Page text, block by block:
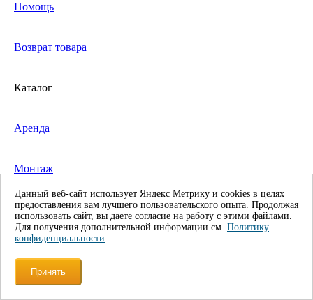
Помощь
Возврат товара
Каталог
Аренда
Монтаж
Средства подмащивания
Данный веб-сайт использует Яндекс Метрику и cookies в целях
предоставления вам лучшего пользовательского опыта. Продолжая
использовать сайт, вы даете согласие на работу с этими файлами.
Для получения дополнительной информации см. Политику
конфиденциальности
Принять